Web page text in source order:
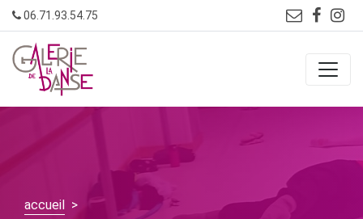
Skip
to
content
06.71.93.54.75
accueil >